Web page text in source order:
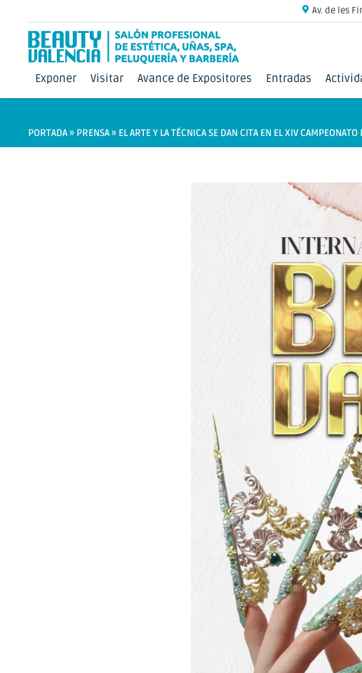
Av. de les
Exponer Visitar Avance de Expositores Entradas
PORTADA» PRENSA» EL ARTE Y LA TÉCNICA SE DAN CITA EN EL XIV